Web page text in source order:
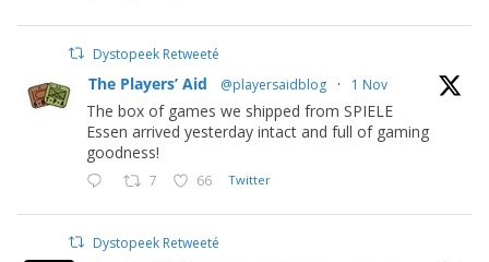
Dystopeek Retweeté
The Players’ Aid @playersaidblog · 1 Nov
The box of games we shipped from SPIELE
Essen arrived yesterday intact and full of gaming
goodness!
7 66 Twitter
Dystopeek Retweeté